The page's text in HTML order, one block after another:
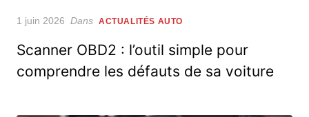
Posted
1 juin 2026 Dans ACTUALITÉS AUTO
Scanner OBD2 : l’outil simple pour
comprendre les défauts de sa voiture